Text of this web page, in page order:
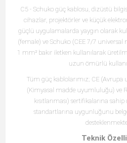
C5 - Schuko güç kablosu, dizüstü
cihazlar, projektörler ve küçük
güçlü uygulamalarda yaygın olarak
(female) ve Schuko (CEE 7/7 universal
1 mm² bakır iletken kullanılarak
uzun ömürlü
Tüm güç kablolarımız; CE (Avrupa
(Kimyasal madde uyumluluğu) ve
kısıtlanması) sertifikalarına
standartlarına uygunluğunu
Teknik